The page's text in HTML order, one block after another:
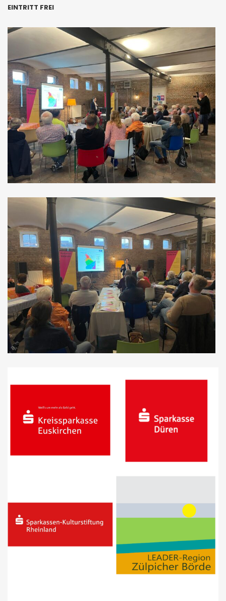
EINTRITT FREI